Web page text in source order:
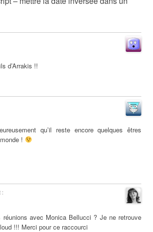
d’Arrakis !!
qu’il reste encore quelques êtres
!
:
réunions avec Monica Bellucci ? Je ne retrouve
!!! Merci pour ce raccourci